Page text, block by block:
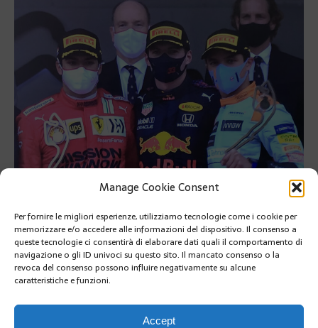
Manage Cookie Consent
Per fornire le migliori esperienze, utilizziamo tecnologie come i cookie per
memorizzare e/o accedere alle informazioni del dispositivo. Il consenso a
queste tecnologie ci consentirà di elaborare dati quali il comportamento di
navigazione o gli ID univoci su questo sito. Il mancato consenso o la
revoca del consenso possono influire negativamente su alcune
caratteristiche e funzioni.
Accept
Il Principe Alberto II tra vincitori del GP di Monaco Verstappen,
Sainz e Norris
Cosa ricorderemo del Gran Premio di Monaco di Formula 1?